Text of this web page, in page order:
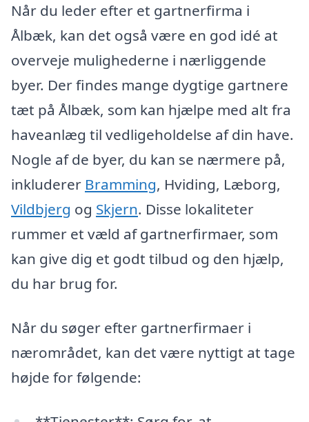
Når du leder efter et gartnerfirma i
Ålbæk, kan det også være en god idé at
overveje mulighederne i nærliggende
byer. Der findes mange dygtige gartnere
tæt på Ålbæk, som kan hjælpe med alt fra
haveanlæg til vedligeholdelse af din have.
Nogle af de byer, du kan se nærmere på,
inkluderer Bramming, Hviding, Læborg,
Vildbjerg og Skjern. Disse lokaliteter
rummer et væld af gartnerfirmaer, som
kan give dig et godt tilbud og den hjælp,
du har brug for.
Når du søger efter gartnerfirmaer i
nærområdet, kan det være nyttigt at tage
højde for følgende: